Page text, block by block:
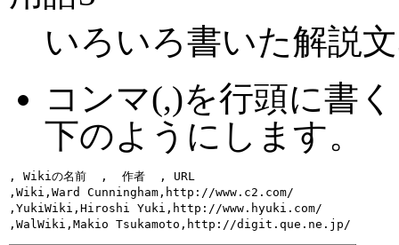
いろいろ書いた解説
コンマ(,)を行頭に書
下のようにします。
, Wikiの名前  ,  作者  , URL
,Wiki,Ward Cunningham,http://www.c2.com/
,YukiWiki,Hiroshi Yuki,http://www.hyuki.com/